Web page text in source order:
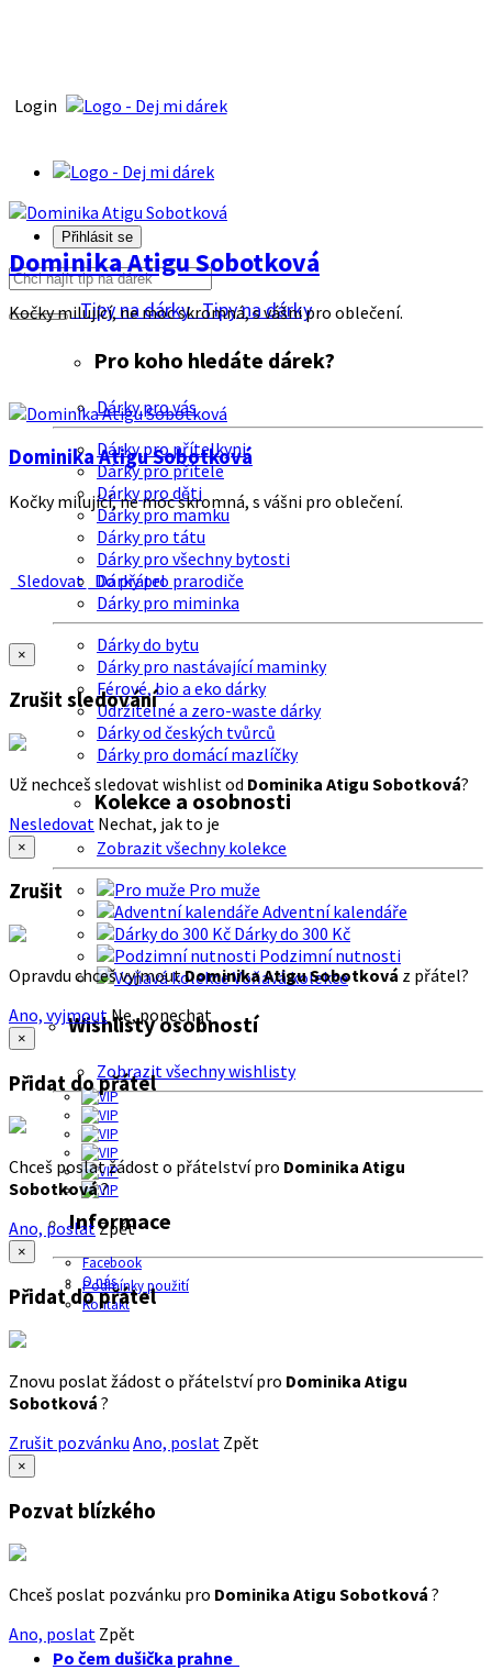
Login
Přihlásit se
Tipy na dárkyTipy na dárky
Pro koho hledáte dárek?
Dárky pro vás
Dárky pro přítelkyni
Dárky pro přítele
Dárky pro děti
Dárky pro mamku
Dárky pro tátu
Dárky pro všechny bytosti
Dárky pro prarodiče
Dárky pro miminka
Dárky do bytu
Dárky pro nastávající maminky
Férové, bio a eko dárky
Udržitelné a zero-waste dárky
Dárky od českých tvůrců
Dárky pro domácí mazlíčky
Kolekce a osobnosti
Zobrazit všechny kolekce
Pro muže
Adventní kalendáře
Dárky do 300 Kč
Podzimní nutnosti
Voňavá kolekce
Wishlisty osobností
Zobrazit všechny wishlisty
Informace
Facebook
O nás
Podmínky použití
Kontakt
Dominika Atigu Sobotková
Kočky milující, ne moc skromná, s vášni pro oblečení.
Dominika Atigu Sobotková
Kočky milující, ne moc skromná, s vášni pro oblečení.
Sledovat Do přátel
×
Zrušit sledování
Už nechceš sledovat wishlist od Dominika Atigu Sobotková?
Nesledovat Nechat, jak to je
×
Zrušit
Opravdu chceš vyjmoutDominika Atigu Sobotková z přátel?
Ano, vyjmout Ne, ponechat
×
Přidat do přátel
Chceš poslat žádost o přátelství pro Dominika Atigu
Sobotková?
Ano, poslatZpět
×
Přidat do přátel
Znovu poslat žádost o přátelství pro Dominika Atigu
Sobotková ?
Zrušit pozvánku Ano, poslat Zpět
×
Pozvat blízkého
Chceš poslat pozvánku pro Dominika Atigu Sobotková ?
Ano, poslat Zpět
Po čem dušička prahne